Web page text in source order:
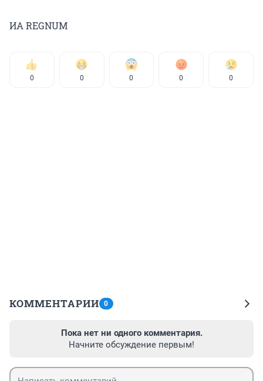
ИА REGNUM
0 0 0 0 0
КОММЕНТАРИИ 0
Пока нет ни одного комментария.
Начните обсуждение первым!